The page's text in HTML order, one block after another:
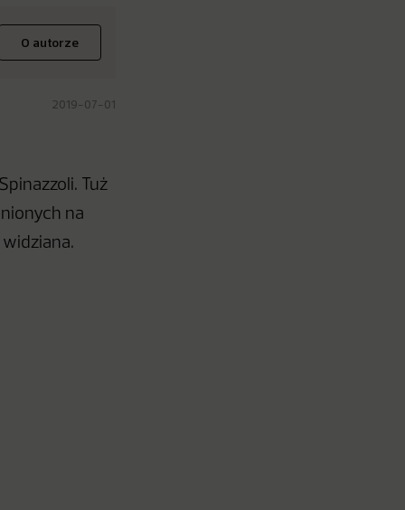
O autorze
2019-07-01
Tuż
na